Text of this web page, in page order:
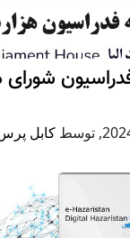
شورای
, توسط کابل